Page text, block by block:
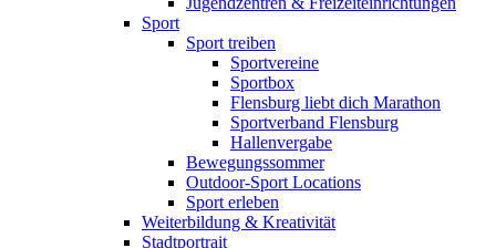
Sport
Sport treiben
Sportvereine
Sportbox
Flensburg liebt dich Marathon
Sportverband Flensburg
Hallenvergabe
Bewegungssommer
Outdoor-Sport Locations
Sport erleben
Weiterbildung & Kreativität
Stadtportrait